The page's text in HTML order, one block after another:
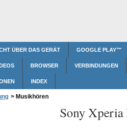
ÜBER DAS GERÄT GOOGLE PLAY™‎
BROWSER VERBINDUNGEN
INDEX
> Musikhören
Sony